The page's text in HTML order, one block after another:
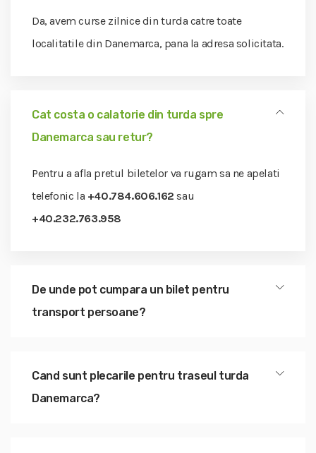
Da, avem curse zilnice din turda catre toate
localitatile din Danemarca, pana la adresa solicitata.
Cat costa o calatorie din turda spre
Danemarca sau retur?
Pentru a afla pretul biletelor va rugam sa ne apelati
telefonic la +40.784.606.162 sau
+40.232.763.958
De unde pot cumpara un bilet pentru
transport persoane?
Cand sunt plecarile pentru traseul turda
Danemarca?